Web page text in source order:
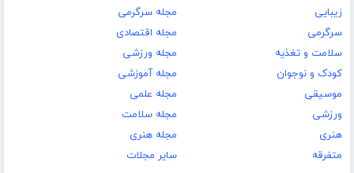
زیبایی
سرگرمی
سلامت و تغذیه
کودک و نوجوان
موسیقی
ورزشی
هنری
متفرقه
مجله سرگرمی
مجله اقتصادی
مجله ورزشی
مجله آموزشی
مجله علمی
مجله سلامت
مجله هنری
سایر مجلات